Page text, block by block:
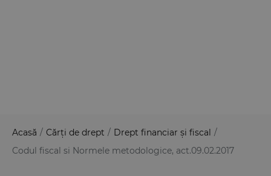
Acasă / Cărți de drept / Drept financiar și fiscal /
Codul fiscal si Normele metodologice, act.09.02.2017